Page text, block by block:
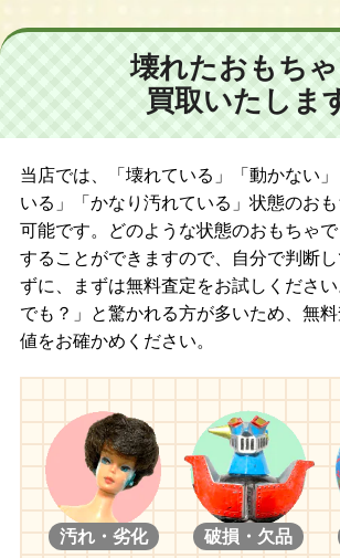
壊れたおもち
買取いたしま
当店では、「壊れている」「動かない
いる」「かなり汚れている」状態のお
可能です。どのような状態のおもちゃ
することができますので、自分で判断
ずに、まずは無料査定をお試しくださ
でも？」と驚かれる方が多いため、無
値をお確かめください。
汚れ・劣化 破損・欠品